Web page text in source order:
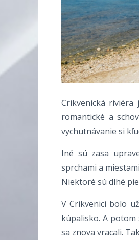
Crikvenická
romantické a
vychutnávanie si
Iné sú zasa
sprchami a
Niektoré sú dlhé
V Crikvenici bolo
kúpalisko. A potom
sa znova vracali.